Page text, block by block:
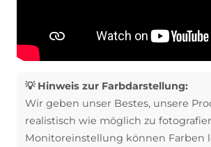
💡 Hinweis zur Farbdarstellung:
Wir geben unser Bestes, unsere
realistisch wie möglich zu
Monitoreinstellung können Farben